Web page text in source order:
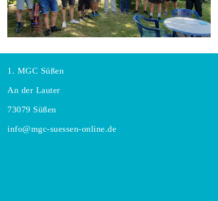
1. MGC Süßen
An der Lauter
73079 Süßen
info@mgc-suessen-online.de